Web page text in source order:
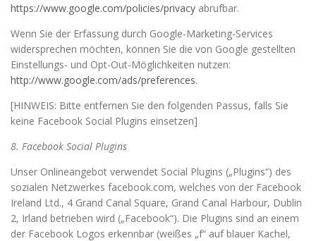
https://www.google.com/policies/privacy abrufbar.
Wenn Sie der Erfassung durch Google-Marketing-Services
widersprechen möchten, können Sie die von Google gestellten
Einstellungs- und Opt-Out-Möglichkeiten nutzen:
http://www.google.com/ads/preferences.
[HINWEIS: Bitte entfernen Sie den folgenden Passus, falls Sie
keine Facebook Social Plugins einsetzen]
8. Facebook Social Plugins
Unser Onlineangebot verwendet Social Plugins („Plugins“) des
sozialen Netzwerkes facebook.com, welches von der Facebook
Ireland Ltd., 4 Grand Canal Square, Grand Canal Harbour, Dublin
2, Irland betrieben wird („Facebook“). Die Plugins sind an einem
der Facebook Logos erkennbar (weißes „f“ auf blauer Kachel,